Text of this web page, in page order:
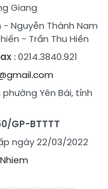
Giang
- Nguyễn Thành Nam
- Trần Thu Hiền
: 0214.3840.921
Yên Bái, tỉnh
GP-BTTTT
ngày 22/03/2022